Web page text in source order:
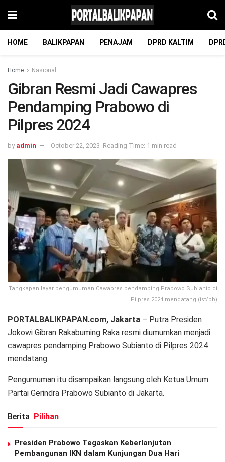
HOME BALIKPAPAN PENAJAM DPRD KALTIM
Home Nasional
Gibran Resmi Jadi Cawapres
Pendamping Prabowo di
Pilpres 2024
by admin October 22, 2023 Reading Time: 1 min read
Tangkapan layar pengumuman Cawapres pendamping Prabowo Subianto di
Pilpres 2024 mendatang (ist/pb)
PORTALBALIKPAPAN.com, Jakarta – Putra Presiden
Jokowi Gibran Rakabuming Raka resmi diumumkan menjadi
cawapres pendamping Prabowo Subianto di Pilpres 2024
mendatang.
Pengumuman itu disampaikan langsung oleh Ketua Umum
Partai Gerindra Prabowo Subianto di Jakarta.
Berita Pilihan
Presiden Prabowo Tegaskan Keberlanjutan
Pembangunan IKN dalam Kunjungan Dua Hari